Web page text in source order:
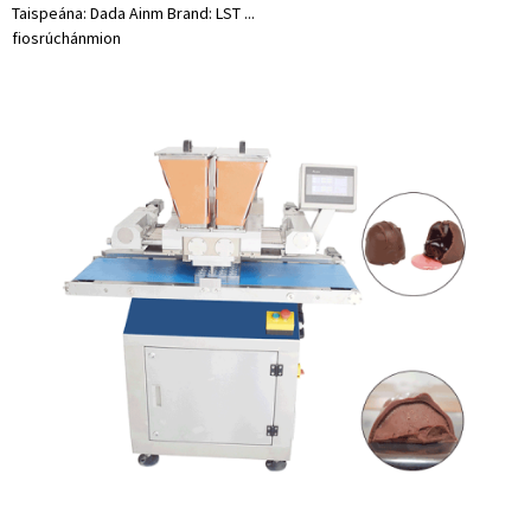
Taispeána: Dada Ainm Brand: LST ...
fiosrúchánmion